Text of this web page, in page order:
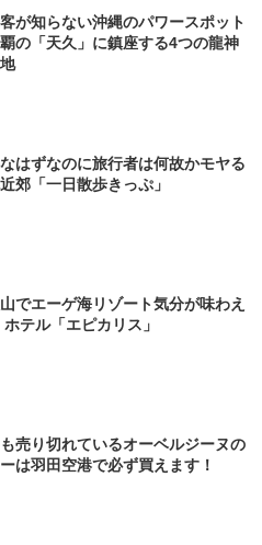
が知らない沖縄のパワースポット
の「天久」に鎮座する4つの龍神
はずなのに旅行者は何故かモヤる
郊「一日散歩きっぷ」
でエーゲ海リゾート気分が味わえ
ホテル「エピカリス」
売り切れているオーベルジーヌの
は羽田空港で必ず買えます！